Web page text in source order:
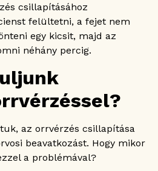
csillapításához
felültetni, a fejet nem
egy kicsit, majd az
néhány percig.
az orrvérzés csillapítása
beavatkozást. Hogy mikor
a problémával?